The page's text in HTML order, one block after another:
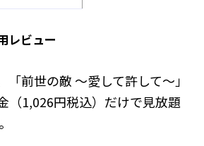
レビュー
「前世の敵 ～愛して許して～」
（1,026円税込）だけで見放題